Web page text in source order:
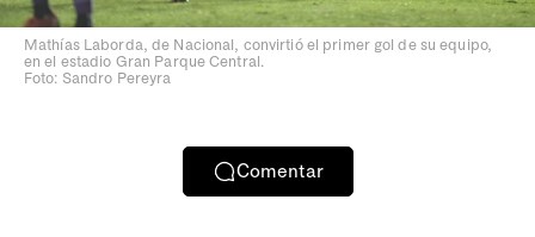
Mathías Laborda, de Nacional, convirtió el primer gol de su equipo,
en el estadio Gran Parque Central.
Foto: Sandro Pereyra
Comentar